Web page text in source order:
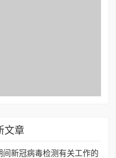
文章
间新冠病毒检测有关工作的